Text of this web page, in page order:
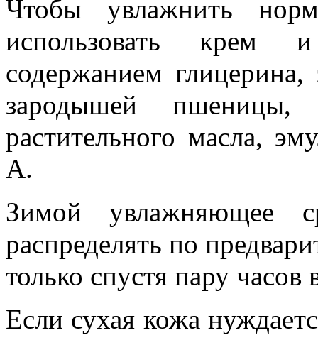
Чтобы увлажнить
использовать крем
содержанием глицерина,
зародышей пшеницы,
растительного масла,
А.
Зимой увлажняющее
распределять по
только спустя пару
Если сухая кожа